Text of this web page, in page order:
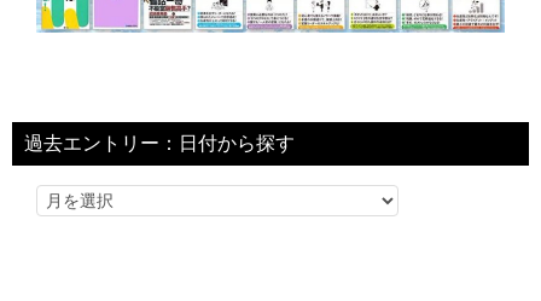
過去エントリー：日付から探す